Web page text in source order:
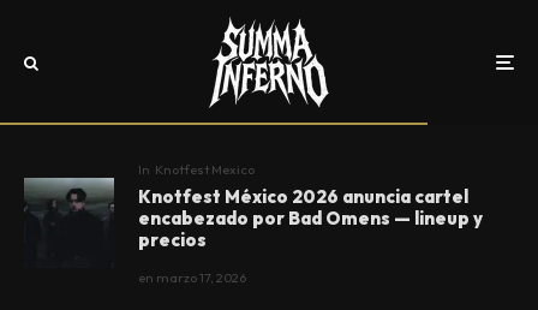
In Knotfest Mexico
Knotfest México 2026 anuncia cartel
encabezado por Bad Omens — lineup y
precios
en marzo 17, 2026